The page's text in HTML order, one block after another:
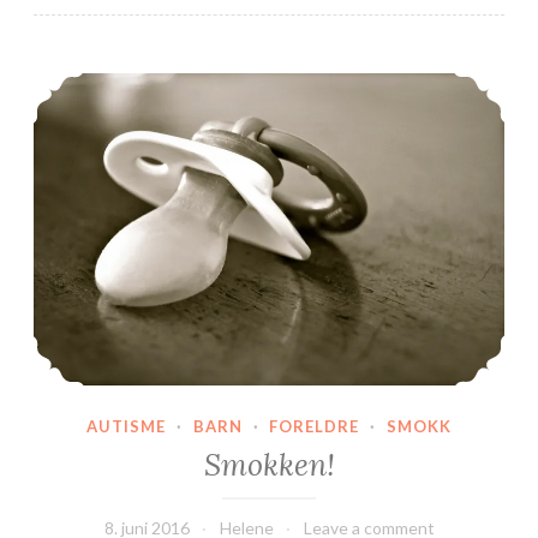
Smokken!
AUTISME · BARN · FORELDRE · SMOKK
Smokken!
8. juni 2016 Helene Leave a comment